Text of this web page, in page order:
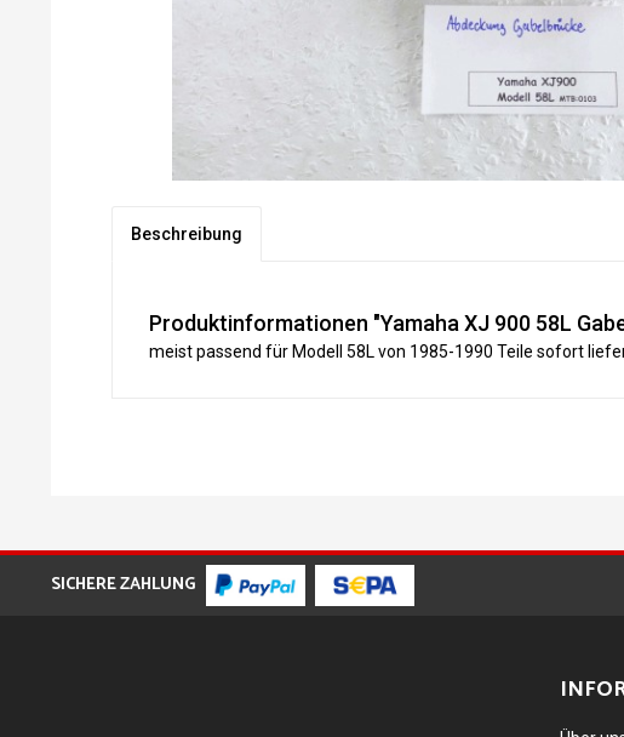
Beschreibung
Produktinformationen "Yamaha XJ 900 58L
meist passend für Modell 58L von 1985-1990 Teile sofort
SICHERE ZAHLUNG